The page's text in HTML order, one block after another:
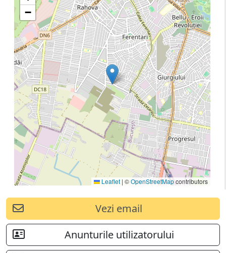
−
Leaflet | ©OpenStreetMapcontributors
Vezi email
Anunturile utilizatorului